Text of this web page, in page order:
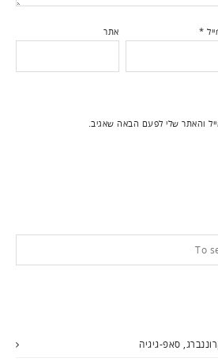
* אתר
והאתר שלי לפעם הבאה שאגיב.
סאפ-גיגיה